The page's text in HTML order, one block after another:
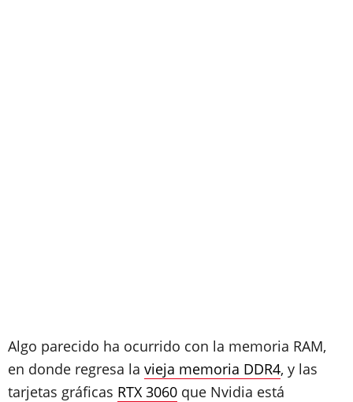
Algo parecido ha ocurrido con la memoria RAM,
en donde regresa la vieja memoria DDR4, y las
tarjetas gráficas RTX 3060 que Nvidia está